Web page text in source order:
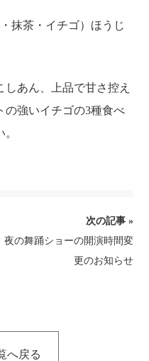
お食事&ご宴会
お問い合わせ
抹茶・イチゴ）ほうじ
あん、上品で甘さ控え
の強いイチゴの3種食べ
次の記事 »
夜の舞踊ショーの開演時間変
更のお知らせ
へ戻る